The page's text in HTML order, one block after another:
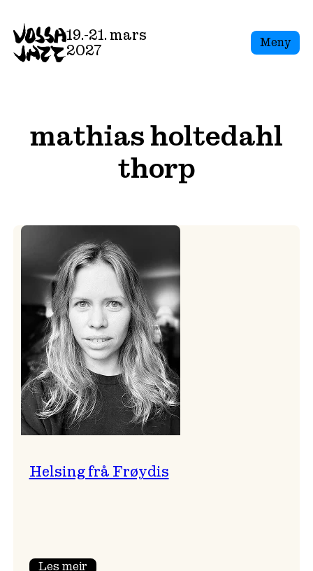
to
content
19.-21. mars
2027
Meny
mathias holtedahl
thorp
Helsing frå Frøydis
Les meir: